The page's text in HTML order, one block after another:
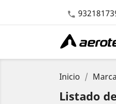

Inicio
Listado